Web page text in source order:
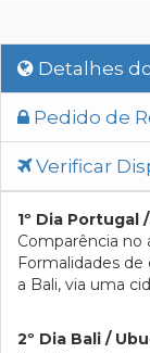
Detalhes
Pedido de
Verificar
1º Dia Portugal
Comparência no
Formalidades
a Bali, via uma
2º Dia Bali /